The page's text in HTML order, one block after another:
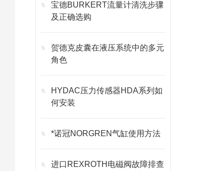
宝德BURKERT流量计清洗步骤
及正确选购
贺德克皮囊在液压系统中的多元
角色
HYDAC压力传感器HDA系列如
何安装
*诺冠NORGREN气缸使用方法
进口REXROTH电磁阀故障排查